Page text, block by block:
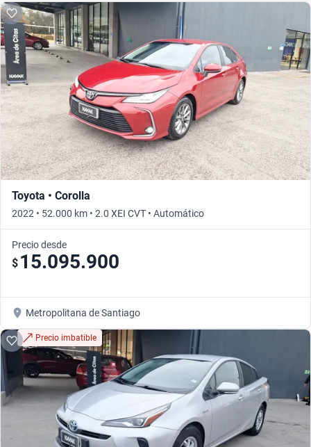
Toyota • Corolla
2022 • 52.000 km • 2.0 XEI CVT • Automático
Precio desde
$ 15.095.900
Metropolitana de Santiago
Precio imbatible